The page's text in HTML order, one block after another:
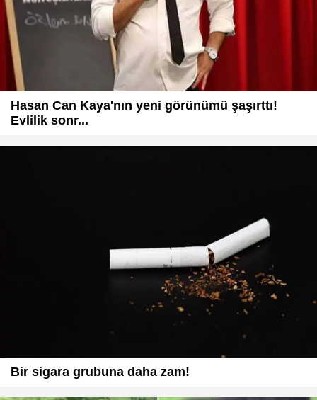
Hasan Can Kaya'nın yeni görünümü şaşırttı!
Evlilik sonr...
Bir sigara grubuna daha zam!